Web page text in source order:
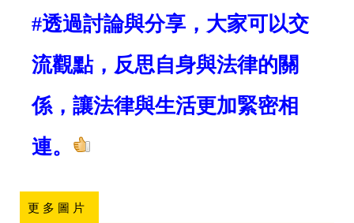
#透過討論與分享，大家可以交
流觀點，反思自身與法律的關
係，讓法律與生活更加緊密相
連。
更 多 圖 片